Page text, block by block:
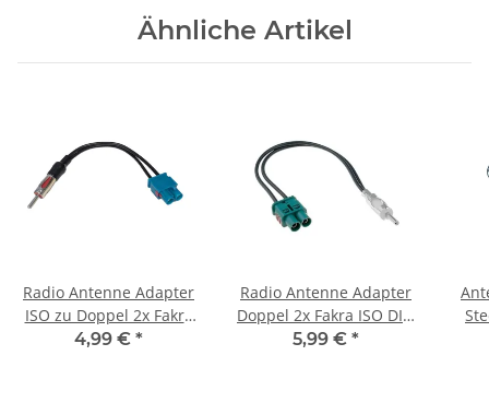
Ähnliche Artikel
Radio Antenne Adapter
ISO zu Doppel 2x Fakra
DIN Radioantenne
4,99 € *
Radio Antenne Adapter
Doppel 2x Fakra ISO DIN
Radioantenne Stecker
5,99 € *